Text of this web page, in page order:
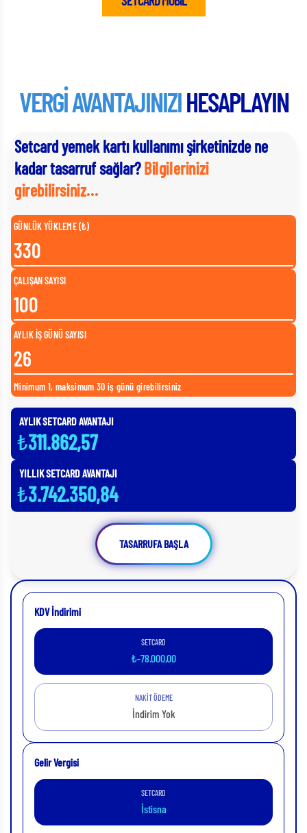
SETCARD MOBİL
VERGİ AVANTAJINIZIHESAPLAYIN
Setcard yemek kartı kullanımı şirketinizde ne
kadar tasarruf sağlar? Bilgilerinizi
girebilirsiniz...
GÜNLÜK YÜKLEME (₺)
ÇALIŞAN SAYISI
AYLIK İŞ GÜNÜ SAYISI
Minimum 1, maksimum 30 iş günü girebilirsiniz
AYLIK SETCARD AVANTAJI
₺311.862,57
YILLIK SETCARD AVANTAJI
₺3.742.350,84
TASARRUFA BAŞLA
KDV İndirimi
SETCARD
₺-78.000,00
NAKİT ÖDEME
İndirim Yok
Gelir Vergisi
SETCARD
İstisna